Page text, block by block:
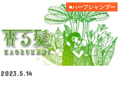
■ハーブシャンプー
2023.5.14